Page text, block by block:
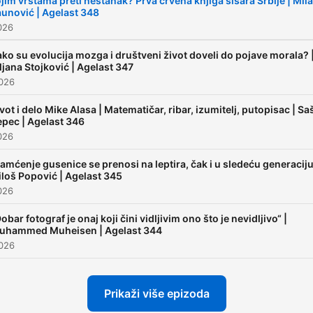
| Agelast 348
su evolucija mozga i društveni život doveli do pojave morala? |
Stojković | Agelast 347
i delo Mike Alasa | Matematičar, ribar, izumitelj, putopisac |
| Agelast 346
gusenice se prenosi na leptira, čak i u sledeću
Popović | Agelast 345
fotograf je onaj koji čini vidljivim ono što je nevidljivo“ |
Muheisen | Agelast 344
Prikaži više epizoda